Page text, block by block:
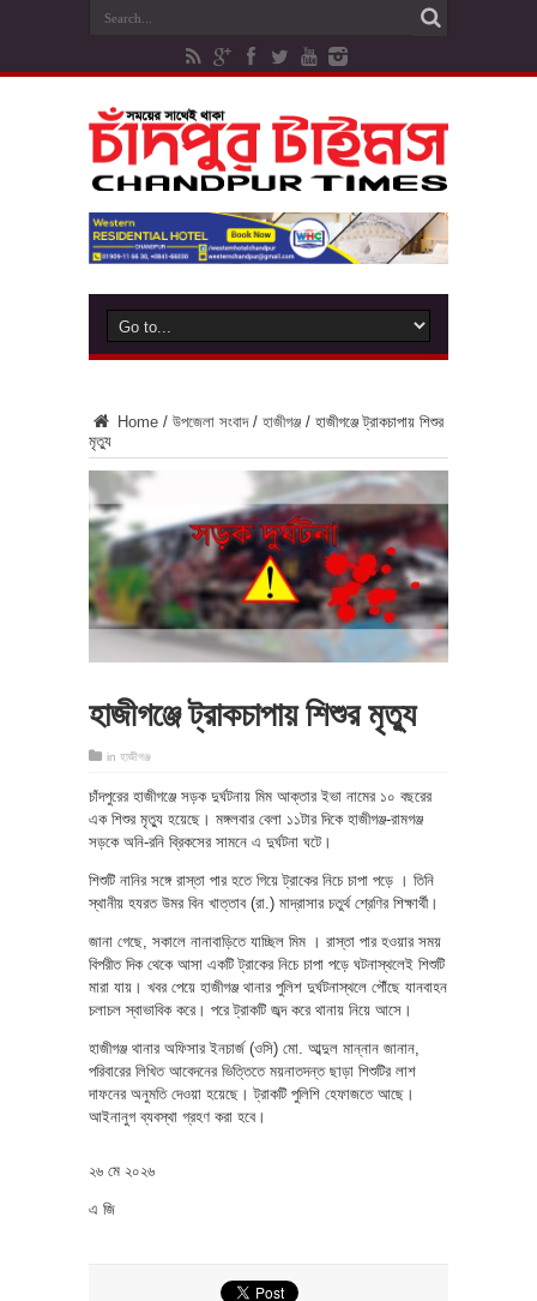
Home / উপজেলা সংবাদ / হাজীগঞ্জ / হাজীগঞ্জে ট্রাকচাপায় শিশুর
মৃত্যু
হাজীগঞ্জে ট্রাকচাপায় শিশুর মৃত্যু
in হাজীগঞ্জ
চাঁদপুরের হাজীগঞ্জে সড়ক দুর্ঘটনায় মিম আক্তার ইভা নামের ১০ বছরের
এক শিশুর মৃত্যু হয়েছে। মঙ্গলবার বেলা ১১টার দিকে হাজীগঞ্জ-রামগঞ্জ
সড়কে অনি-রনি ব্রিকসের সামনে এ দুর্ঘটনা ঘটে।
শিশুটি নানির সঙ্গে রাস্তা পার হতে গিয়ে ট্রাকের নিচে চাপা পড়ে । তিনি
স্থানীয় হযরত উমর বিন খাত্তাব (রা.) মাদ্রাসার চতুর্থ শ্রেণির শিক্ষার্থী।
জানা গেছে, সকালে নানাবাড়িতে যাচ্ছিল মিম । রাস্তা পার হওয়ার সময়
বিপরীত দিক থেকে আসা একটি ট্রাকের নিচে চাপা পড়ে ঘটনাস্থলেই শিশুটি
মারা যায়। খবর পেয়ে হাজীগঞ্জ থানার পুলিশ দুর্ঘটনাস্থলে পৌঁছে যানবাহন
চলাচল স্বাভাবিক করে। পরে ট্রাকটি জব্দ করে থানায় নিয়ে আসে।
হাজীগঞ্জ থানার অফিসার ইনচার্জ (ওসি) মো. আব্দুল মান্নান জানান,
পরিবারের লিখিত আবেদনের ভিত্তিতে ময়নাতদন্ত ছাড়া শিশুটির লাশ
দাফনের অনুমতি দেওয়া হয়েছে। ট্রাকটি পুলিশি হেফাজতে আছে।
আইনানুগ ব্যবস্থা গ্রহণ করা হবে।
২৬ মে ২০২৬
এ জি